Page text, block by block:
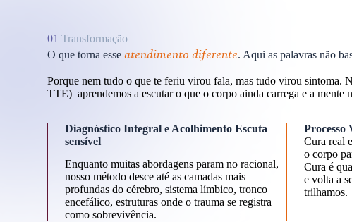
01Transformação
O que torna esseatendimento diferente. Aqui as palavras não
Porque nem tudo o que te feriu virou fala, mas tudo virou sintoma.
TTE) aprendemos a escutar o que o corpo ainda carrega e a mente
Diagnóstico Integral e Acolhimento Escuta
sensível
Enquanto muitas abordagens param no racional,
nosso método desce até as camadas mais
profundas do cérebro, sistema límbico, tronco
encefálico, estruturas onde o trauma se registra
como sobrevivência.
Processo
Cura real
o corpo
Cura é
e volta a
trilhamos.